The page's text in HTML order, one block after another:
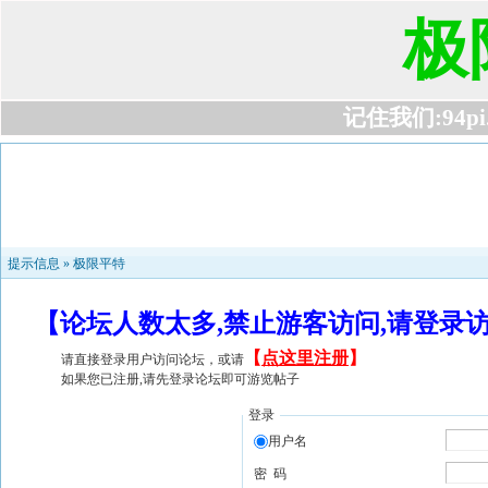
极
记住我们
提示信息 » 极限平特
【论坛人数太多,禁止游客访问,请登
请直接登录用户访问论坛，或请 【 点这里注册】
如果您已注册,请先登录论坛即可游览帖子
登录
用户名
密 码